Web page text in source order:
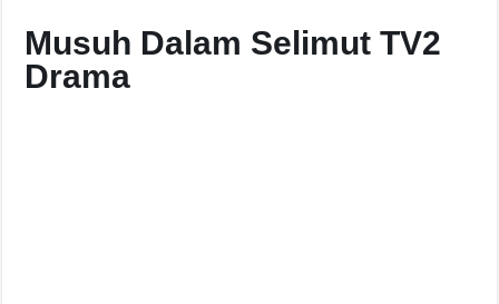
Musuh Dalam Selimut TV2
Drama